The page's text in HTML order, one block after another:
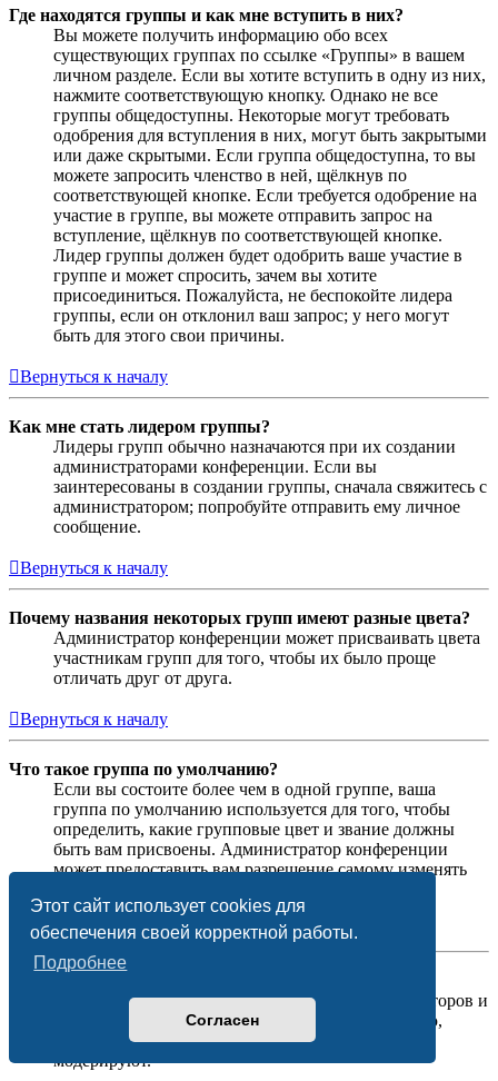
Этот сайт использует cookies для
обеспечения своей корректной работы.
Подробнее
Согласен
Где находятся группы и как мне вступить в них?
Вы можете получить информацию обо всех
существующих группах по ссылке «Группы» в вашем
личном разделе. Если вы хотите вступить в одну из них,
нажмите соответствующую кнопку. Однако не все
группы общедоступны. Некоторые могут требовать
одобрения для вступления в них, могут быть закрытыми
или даже скрытыми. Если группа общедоступна, то вы
можете запросить членство в ней, щёлкнув по
соответствующей кнопке. Если требуется одобрение на
участие в группе, вы можете отправить запрос на
вступление, щёлкнув по соответствующей кнопке.
Лидер группы должен будет одобрить ваше участие в
группе и может спросить, зачем вы хотите
присоединиться. Пожалуйста, не беспокойте лидера
группы, если он отклонил ваш запрос; у него могут
быть для этого свои причины.
Вернуться к началу
Как мне стать лидером группы?
Лидеры групп обычно назначаются при их создании
администраторами конференции. Если вы
заинтересованы в создании группы, сначала свяжитесь с
администратором; попробуйте отправить ему личное
сообщение.
Вернуться к началу
Почему названия некоторых групп имеют разные цвета?
Администратор конференции может присваивать цвета
участникам групп для того, чтобы их было проще
отличать друг от друга.
Вернуться к началу
Что такое группа по умолчанию?
Если вы состоите более чем в одной группе, ваша
группа по умолчанию используется для того, чтобы
определить, какие групповые цвет и звание должны
быть вам присвоены. Администратор конференции
может предоставить вам разрешение самому изменять
Вернуться к началу
На этой странице вы найдёте список администраторов и
модераторов конференции и другую информацию,
такую как сведения о форумах, которые они
модерируют.